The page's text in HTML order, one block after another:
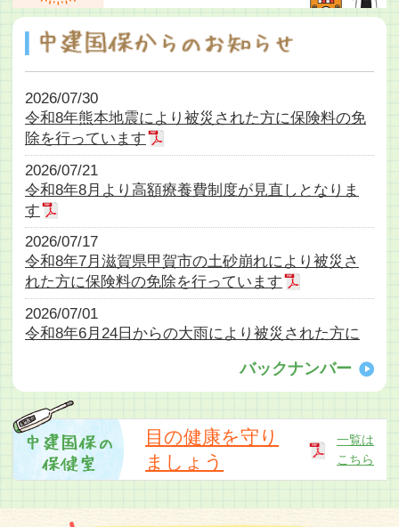
2026/07/30
令和8年熊本地震により被災された方に保険料の免
除を行っています
2026/07/21
令和8年8月より高額療養費制度が見直しとなりま
す
2026/07/17
令和8年7月滋賀県甲賀市の土砂崩れにより被災さ
れた方に保険料の免除を行っています
2026/07/01
令和8年6月24日からの大雨により被災された方に
「中建国保だより令和8年5月号」のお詫びと訂
正
バックナンバー
目の健康を守り
ましょう
一覧は
こちら